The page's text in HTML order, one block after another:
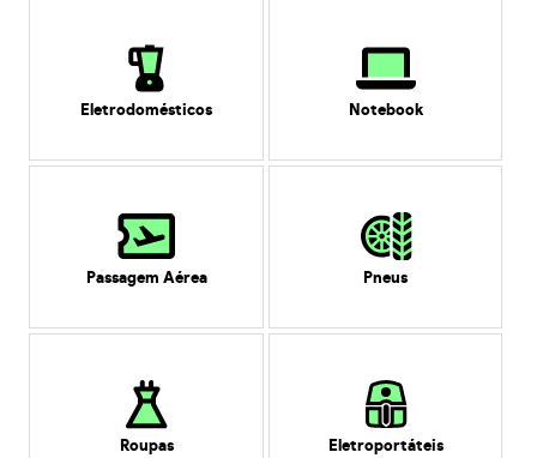
Eletrodomésticos Notebook
Passagem Aérea Pneus
Roupas Eletroportáteis